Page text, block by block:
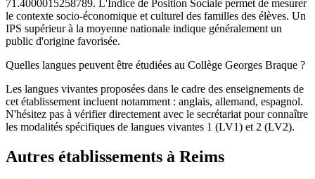
71.4000015258789. L'Indice de Position Sociale permet de mesurer
le contexte socio-économique et culturel des familles des élèves. Un
IPS supérieur à la moyenne nationale indique généralement un
public d'origine favorisée.
Quelles langues peuvent être étudiées au Collège Georges Braque ?
Les langues vivantes proposées dans le cadre des enseignements de
cet établissement incluent notamment : anglais, allemand, espagnol.
N'hésitez pas à vérifier directement avec le secrétariat pour connaître
les modalités spécifiques de langues vivantes 1 (LV1) et 2 (LV2).
Autres établissements à Reims